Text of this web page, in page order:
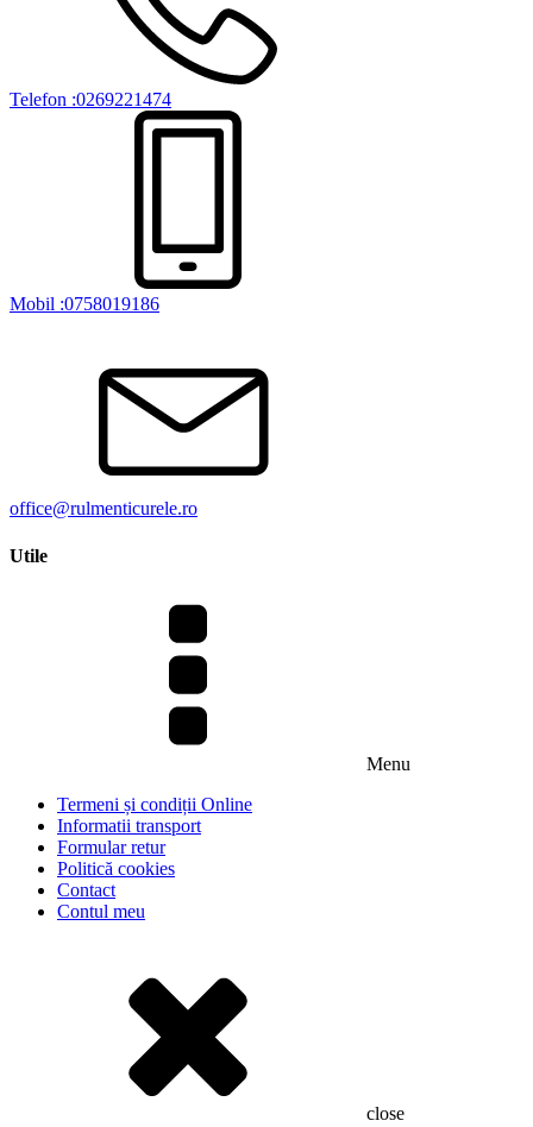
Telefon :0269221474
Mobil :0758019186
office@rulmenticurele.ro
Utile
Menu
Termeni și condiții Online
Informatii transport
Formular retur
Politică cookies
Contact
Contul meu
close